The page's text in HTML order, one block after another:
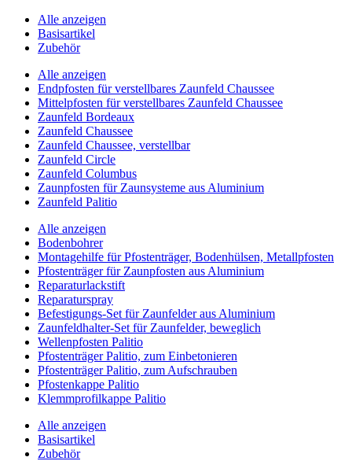
Alle anzeigen
Basisartikel
Zubehör
Alle anzeigen
Endpfosten für verstellbares Zaunfeld Chaussee
Mittelpfosten für verstellbares Zaunfeld Chaussee
Zaunfeld Bordeaux
Zaunfeld Chaussee
Zaunfeld Chaussee, verstellbar
Zaunfeld Circle
Zaunfeld Columbus
Zaunpfosten für Zaunsysteme aus Aluminium
Zaunfeld Palitio
Alle anzeigen
Bodenbohrer
Montagehilfe für Pfostenträger, Bodenhülsen, Metallpfosten
Pfostenträger für Zaunpfosten aus Aluminium
Reparaturlackstift
Reparaturspray
Befestigungs-Set für Zaunfelder aus Aluminium
Zaunfeldhalter-Set für Zaunfelder, beweglich
Wellenpfosten Palitio
Pfostenträger Palitio, zum Einbetonieren
Pfostenträger Palitio, zum Aufschrauben
Pfostenkappe Palitio
Klemmprofilkappe Palitio
Alle anzeigen
Basisartikel
Zubehör